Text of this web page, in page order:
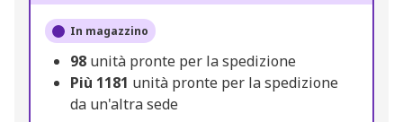
In magazzino
98 unità pronte per la spedizione
Più 1181 unità pronte per la spedizione
da un'altra sede